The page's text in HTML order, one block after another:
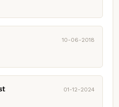
10-06-2018
01-12-2024